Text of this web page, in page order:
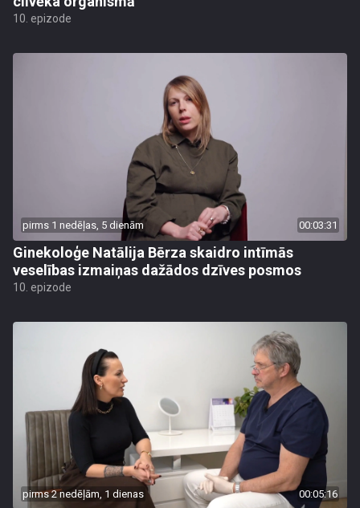
10. epizode
pirms 1 nedēļas, 5 dienām 00:03:31
Ginekoloģe Natālija Bērza skaidro intīmās
veselības izmaiņas dažādos dzīves posmos
10. epizode
pirms 2 nedēļām, 1 dienas 00:05:16